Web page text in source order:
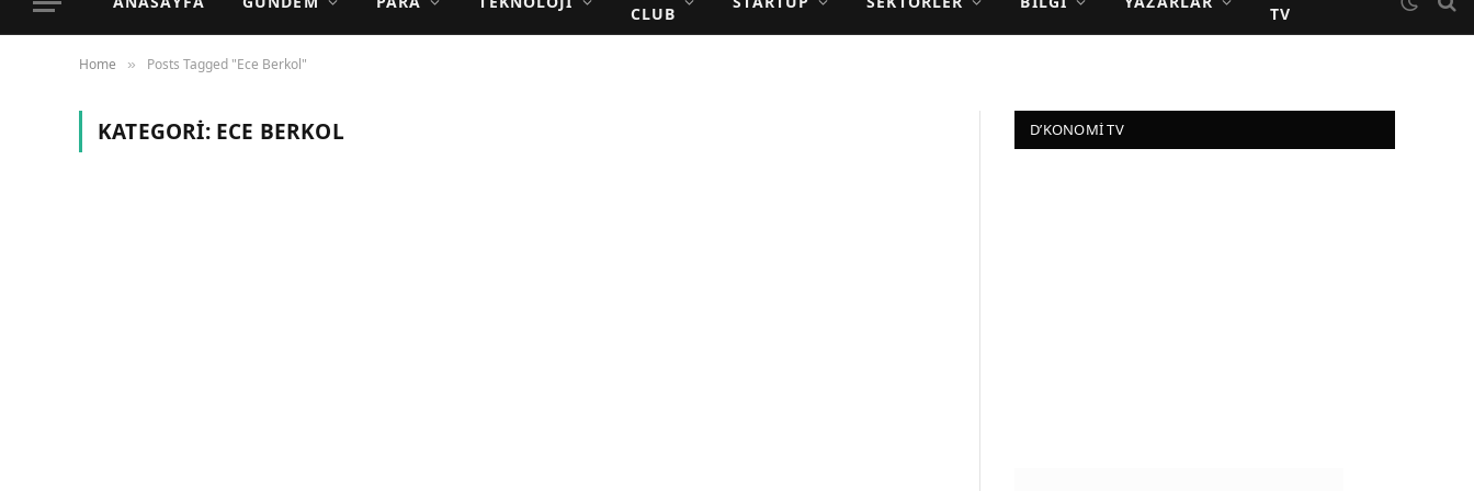
CLUB TV
Home » Posts Tagged "Ece Berkol"
KATEGORI: ECE BERKOL D’KONOMI TV